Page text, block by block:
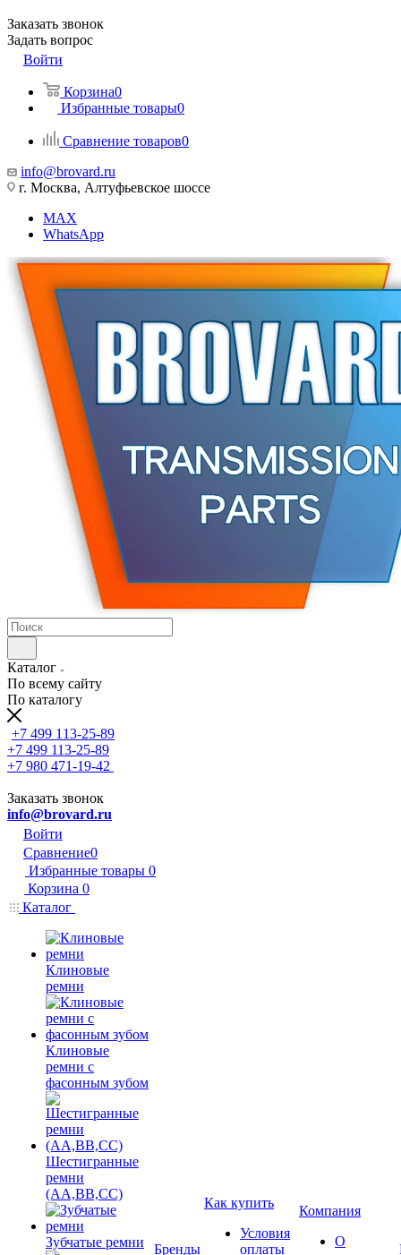
Заказать звонок
Задать вопрос
Войти
Корзина0
Избранные товары0
Сравнение товаров0
info@brovard.ru
г. Москва, Алтуфьевское шоссе
MAX
WhatsApp
Каталог
По всему сайту
По каталогу
+7 499 113-25-89
+7 499 113-25-89
+7 980 471-19-42
Заказать звонок
info@brovard.ru
Войти
Сравнение0
Избранные товары 0
Корзина 0
Каталог
Клиновые
ремни
Клиновые
ремни с
фасонным зубом
Шестигранные
ремни
(AA,BB,CC)
Зубчатые ремни Бренды
Как купить
Условия
оплаты
Компания
О